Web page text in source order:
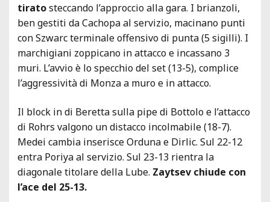
tiratosteccando l’approccio alla gara. I brianzoli,
ben gestiti da Cachopa al servizio, macinano punti
con Szwarc terminale offensivo di punta (5 sigilli). I
marchigiani zoppicano in attacco e incassano 3
muri. L’avvio è lo specchio del set (13-5), complice
l’aggressività di Monza a muro e in attacco.
Il block in di Beretta sulla pipe di Bottolo e l’attacco
di Rohrs valgono un distacco incolmabile (18-7).
Medei cambia inserisce Orduna e Dirlic. Sul 22-12
entra Poriya al servizio. Sul 23-13 rientra la
diagonale titolare della Lube. Zaytsev chiude con
l’ace del 25-13.